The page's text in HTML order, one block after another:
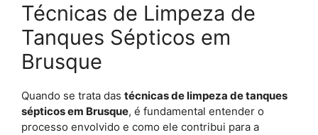
Técnicas de Limpeza de
Tanques Sépticos em
Brusque
Quando se trata das técnicas de limpeza de tanques
sépticos em Brusque, é fundamental entender o
processo envolvido e como ele contribui para a